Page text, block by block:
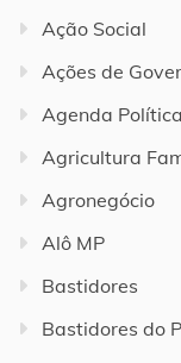
Ação Social
Ações de
Agenda Política
Agricultura
Agronegócio
Alô MP
Bastidores
Bastidores do